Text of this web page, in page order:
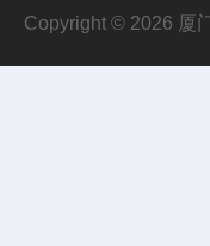
Copyright © 2026 厦